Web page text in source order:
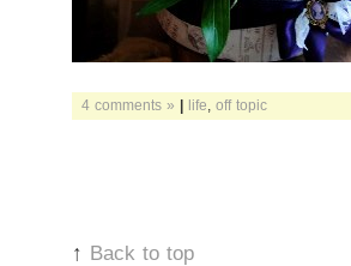
4 comments » | life off topic
↑ Back to top